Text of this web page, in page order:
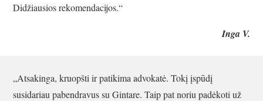
Didžiausios rekomendacijos.“
Inga V.
„Atsakinga, kruopšti ir patikima advokatė. Tokį įspūdį
susidariau pabendravus su Gintare. Taip pat noriu padėkoti už